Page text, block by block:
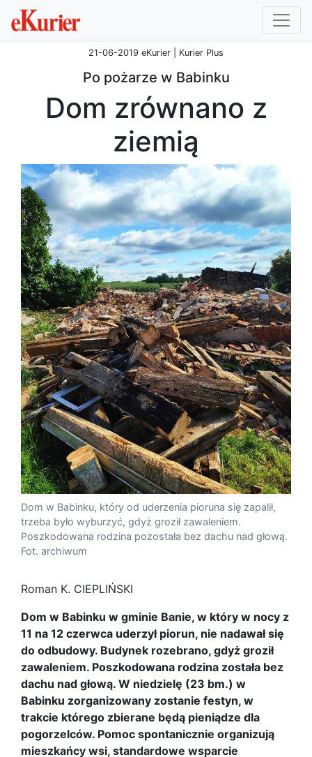
21-06-2019 eKurier | Kurier Plus
Po pożarze w Babinku
Dom zrównano z
ziemią
Dom w Babinku, który od uderzenia pioruna się zapalił,
trzeba było wyburzyć, gdyż groził zawaleniem.
Poszkodowana rodzina pozostała bez dachu nad głową.
Fot. archiwum
Roman K. CIEPLIŃSKI
Dom w Babinku w gminie Banie, w który w nocy z
11 na 12 czerwca uderzył piorun, nie nadawał się
do odbudowy. Budynek rozebrano, gdyż groził
zawaleniem. Poszkodowana rodzina została bez
dachu nad głową. W niedzielę (23 bm.) w
Babinku zorganizowany zostanie festyn, w
trakcie którego zbierane będą pieniądze dla
pogorzelców. Pomoc spontanicznie organizują
mieszkańcy wsi, standardowe wsparcie